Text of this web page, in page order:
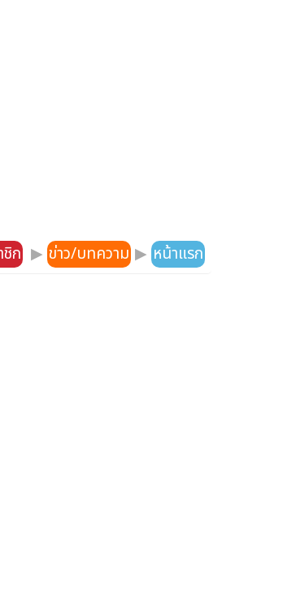
ชิก ▶ ข่าว/บทความ ▶ หน้าแรก